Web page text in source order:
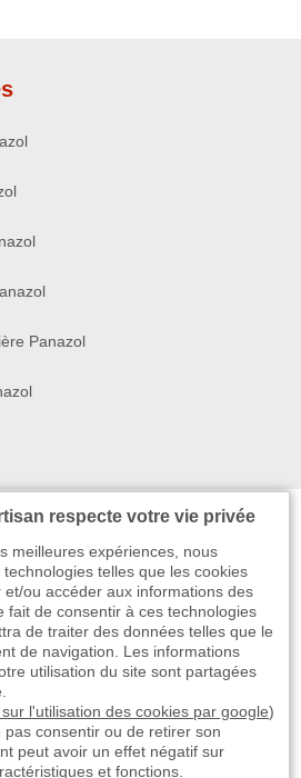
Panazol
- indisponible>
respecte votre vie privée
meilleures expériences, nous
technologies telles que les cookies
et/ou accéder aux informations des
fait de consentir à ces technologies
de traiter des données telles que le
de navigation. Les informations
utilisation du site sont partagées
l'utilisation des cookies par google)
pas consentir ou de retirer son
peut avoir un effet négatif sur
et fonctions.